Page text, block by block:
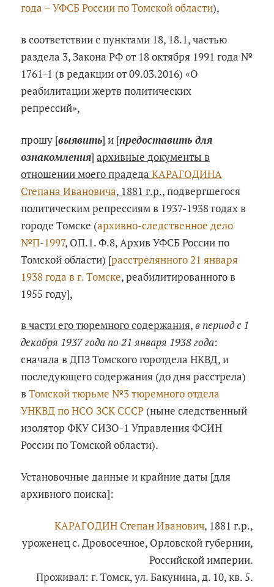
года – УФСБ России по Томской области),
в соответствии с пунктами 18, 18.1, частью
раздела 3, Закона РФ от 18 октября 1991 года №
1761-1 (в редакции от 09.03.2016) «О
реабилитации жертв политических
репрессий»,
прошу [выявить] и [предоставить для
ознакомления]архивные документы в
отношении моего прадедаКАРАГОДИНА
Степана Ивановича, 1881 г.р., подвергшегося
политическим репрессиям в 1937-1938 годах в
городе Томске (архивно-следственное дело
№П-1997, ОП.1. Ф.8, Архив УФСБ России по
Томской области) [расстрелянного 21 января
1938 года в г. Томске, реабилитированного в
1955 году],
в части его тюремного содержания,в период с 1
декабря 1937 года по 21 января 1938 года:
сначала в ДПЗ Томского горотдела НКВД, и
последующего содержания (до дня расстрела)
вТомской тюрьме №3 тюремного отдела
УНКВД по НСО ЗСК СССР (ныне следственный
изолятор ФКУ СИЗО-1 Управления ФСИН
России по Томской области).
Установочные данные и крайние даты [для
архивного поиска]:
КАРАГОДИН Степан Иванович, 1881 г.р.,
уроженец с. Дровосечное, Орловской губернии,
Российской империи.
Проживал: г. Томск, ул. Бакунина, д. 10, кв. 5.